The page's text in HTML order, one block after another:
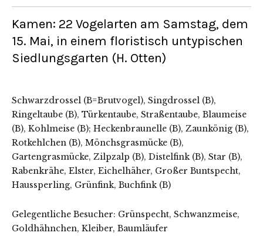
Kamen: 22 Vogelarten am Samstag, dem
15. Mai, in einem floristisch untypischen
Siedlungsgarten (H. Otten)
Schwarzdrossel (B=Brutvogel), Singdrossel (B),
Ringeltaube (B), Türkentaube, Straßentaube, Blaumeise
(B), Kohlmeise (B); Heckenbraunelle (B), Zaunkönig (B),
Rotkehlchen (B), Mönchsgrasmücke (B),
Gartengrasmücke, Zilpzalp (B), Distelfink (B), Star (B),
Rabenkrähe, Elster, Eichelhäher, Großer Buntspecht,
Haussperling, Grünfink, Buchfink (B)
Gelegentliche Besucher: Grünspecht, Schwanzmeise,
Goldhähnchen, Kleiber, Baumläufer